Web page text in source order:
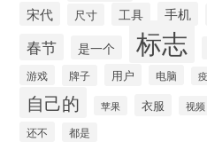
宋代 尺寸 工具 手机
春节 是一个 标志
游戏 牌子 用户 电脑
自己的 苹果 衣服 视频
还不 都是